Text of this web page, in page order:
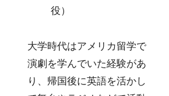
役）
大学時代はアメリカ留学で
演劇を学んでいた経験があ
り、帰国後に英語を活かし